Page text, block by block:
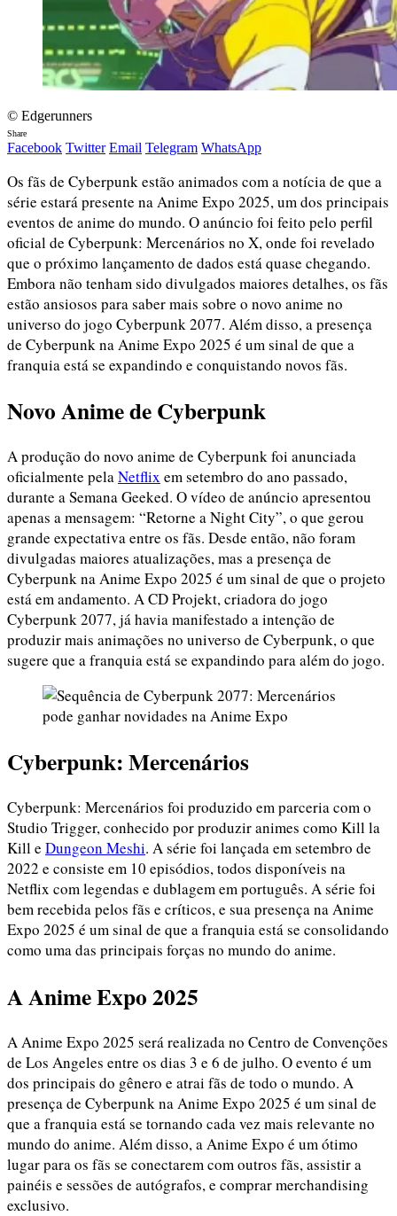
© Edgerunners
Share
Facebook Twitter Email Telegram WhatsApp
Os fãs de Cyberpunk estão animados com a notícia de que a
série estará presente na Anime Expo 2025, um dos principais
eventos de anime do mundo. O anúncio foi feito pelo perfil
oficial de Cyberpunk: Mercenários no X, onde foi revelado
que o próximo lançamento de dados está quase chegando.
Embora não tenham sido divulgados maiores detalhes, os fãs
estão ansiosos para saber mais sobre o novo anime no
universo do jogo Cyberpunk 2077. Além disso, a presença
de Cyberpunk na Anime Expo 2025 é um sinal de que a
franquia está se expandindo e conquistando novos fãs.
Novo Anime de Cyberpunk
A produção do novo anime de Cyberpunk foi anunciada
oficialmente pelaNetflix em setembro do ano passado,
durante a Semana Geeked. O vídeo de anúncio apresentou
apenas a mensagem: “Retorne a Night City”, o que gerou
grande expectativa entre os fãs. Desde então, não foram
divulgadas maiores atualizações, mas a presença de
Cyberpunk na Anime Expo 2025 é um sinal de que o projeto
está em andamento. A CD Projekt, criadora do jogo
Cyberpunk 2077, já havia manifestado a intenção de
produzir mais animações no universo de Cyberpunk, o que
sugere que a franquia está se expandindo para além do jogo.
Cyberpunk: Mercenários
Cyberpunk: Mercenários foi produzido em parceria com o
Studio Trigger, conhecido por produzir animes como Kill la
Kill e Dungeon Meshi. A série foi lançada em setembro de
2022 e consiste em 10 episódios, todos disponíveis na
Netflix com legendas e dublagem em português. A série foi
bem recebida pelos fãs e críticos, e sua presença na Anime
Expo 2025 é um sinal de que a franquia está se consolidando
como uma das principais forças no mundo do anime.
A Anime Expo 2025
A Anime Expo 2025 será realizada no Centro de Convenções
de Los Angeles entre os dias 3 e 6 de julho. O evento é um
dos principais do gênero e atrai fãs de todo o mundo. A
presença de Cyberpunk na Anime Expo 2025 é um sinal de
que a franquia está se tornando cada vez mais relevante no
mundo do anime. Além disso, a Anime Expo é um ótimo
lugar para os fãs se conectarem com outros fãs, assistir a
painéis e sessões de autógrafos, e comprar merchandising
exclusivo.